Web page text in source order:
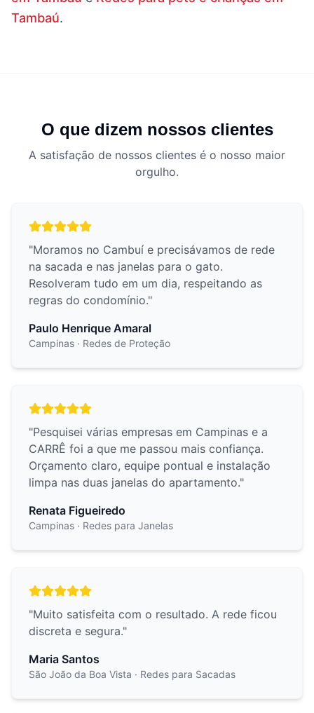
Tambaú.
O que dizem nossos clientes
A satisfação de nossos clientes é o nosso maior
orgulho.
"Moramos no Cambuí e precisávamos de rede
na sacada e nas janelas para o gato.
Resolveram tudo em um dia, respeitando as
regras do condomínio."
Paulo Henrique Amaral
Campinas · Redes de Proteção
"Pesquisei várias empresas em Campinas e a
CARRÊ foi a que me passou mais confiança.
Orçamento claro, equipe pontual e instalação
limpa nas duas janelas do apartamento."
Renata Figueiredo
Campinas · Redes para Janelas
"Muito satisfeita com o resultado. A rede ficou
discreta e segura."
Maria Santos
São João da Boa Vista · Redes para Sacadas